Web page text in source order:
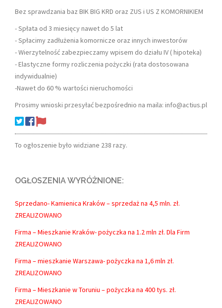
Bez sprawdzania baz BIK BIG KRD oraz ZUS i US Z KOMORNIKIEM
- Spłata od 3 miesięcy nawet do 5 lat
- Spłacimy zadłużenia komornicze oraz innych inwestorów
- Wierzytelność zabezpieczamy wpisem do działu IV ( hipoteka)
- Elastyczne formy rozliczenia pożyczki (rata dostosowana
indywidualnie)
-Nawet do 60 % wartości nieruchomości
Prosimy wnioski przesyłać bezpośrednio na maila: info@actius.pl
To ogłoszenie było widziane 238 razy.
OGŁOSZENIA WYRÓŻNIONE:
Sprzedano- Kamienica Kraków – sprzedaż na 4,5 mln. zł.
ZREALIZOWANO
Firma – Mieszkanie Kraków- pożyczka na 1.2 mln zł. Dla Firm
ZREALIZOWANO
Firma – mieszkanie Warszawa- pożyczka na 1,6 mln zł.
ZREALIZOWANO
Firma – Mieszkanie w Toruniu – pożyczka na 400 tys. zł.
ZREALIZOWANO